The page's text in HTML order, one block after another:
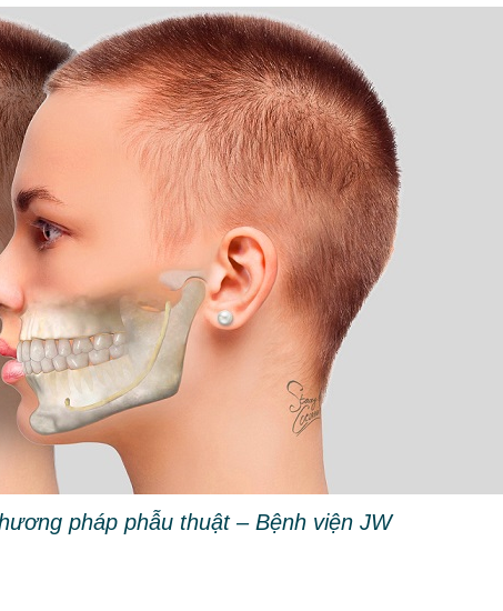
pháp phẫu thuật – Bệnh viện JW